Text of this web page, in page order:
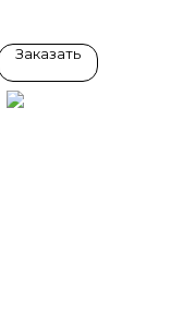
Заказать